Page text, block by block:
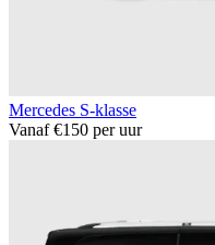
Mercedes S-klasse
Vanaf €150 per uur